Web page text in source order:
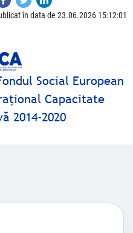
în data de 23.06.2026 15:12:01
Social European
Capacitate
2014-2020